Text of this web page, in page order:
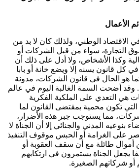
الأعمال
في الاقتصاد الوطني، ولذلك كان لا بد من
التجارة، سواء من قبل الشركات أو
وكذا الأشخاص، ولا أدل على ذلك أن
كل قانون يسنه إلا ويضع خانة أو بابا
كما هو الحال في قانون الشركات، مدونة
وقد أضحت السمة الغالبة اليوم في عالم
هي التعدي على الملكية الفكرية
تكون محمية بمقتضى القانون لما
مما يستوجب جبر هذه الأضرار،
بنوعيه المدني والجنائي إلا أن الجناة لا
على الغرامة أو الحبس موقوف التنفيذ
أموال طائلة مع أن سقف العقوبة أو
يجعل الجناة يستمرون في ارتكابهم
أو شركاتهم الصغيرة.